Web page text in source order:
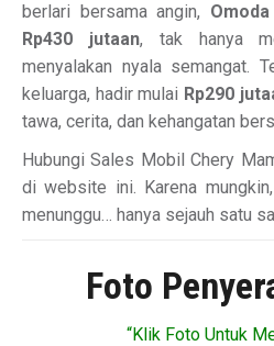
berlari bersama angin,
Rp430 jutaan, tak hanya
menyalakan nyala semangat.
keluarga, hadir mulai Rp290
tawa, cerita, dan kehangatan
Hubungi Sales Mobil Chery
di website ini. Karena
menunggu… hanya sejauh satu
Foto
“Klik Foto Untuk